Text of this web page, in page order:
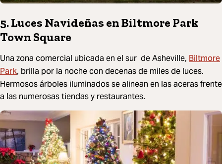
5. Luces Navideñas en Biltmore Park
Town Square
Una zona comercial ubicada en el sur de Asheville, Biltmore
Park, brilla por la noche con decenas de miles de luces.
Hermosos árboles iluminados se alinean en las aceras frente
a las numerosas tiendas y restaurantes.